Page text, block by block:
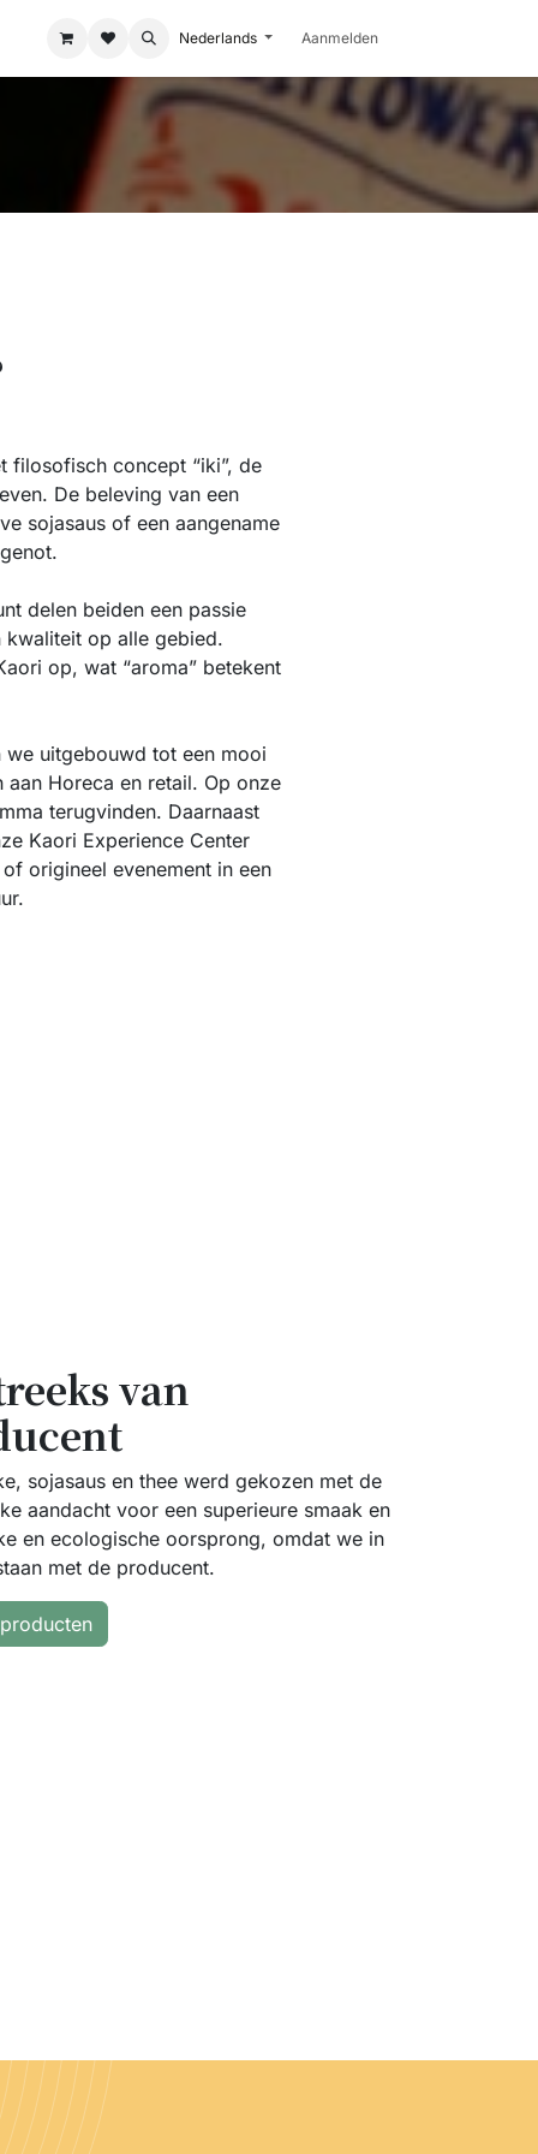
Nederlands Aanmelden
filosofisch concept “iki”, de
De beleving van een
sojasaus of een aangename
delen beiden een passie
kwaliteit op alle gebied.
op, wat “aroma” betekent
uitgebouwd tot een mooi
Horeca en retail. Op onze
terugvinden. Daarnaast
Kaori Experience Center
origineel evenement in een
van
sojasaus en thee werd gekozen met de
aandacht voor een superieure smaak en
en ecologische oorsprong, omdat we in
met de producent.